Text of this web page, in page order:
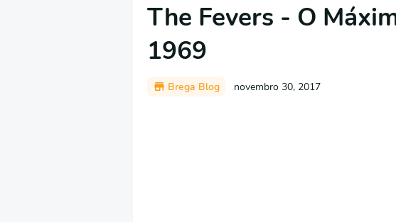
The Fevers - O
1969
Brega Blog novembro 30, 2017